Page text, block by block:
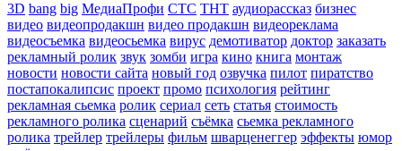
3D bang big МедиаПрофи СТС ТНТ аудиорассказ бизнес
видео видеопродакшн видео продакшн видеореклама
видеосъемка видеосьемка вирус демотиватор доктор заказать
рекламный ролик звук зомби игра кино книга монтаж
новости новости сайта новый год озвучка пилот пиратство
постапокалипсис проект промо психология рейтинг
рекламная сьемка ролик сериал сеть статья стоимость
рекламного ролика сценарий съёмка сьемка рекламного
ролика трейлер трейлеры фильм шварценеггер эффекты юмор